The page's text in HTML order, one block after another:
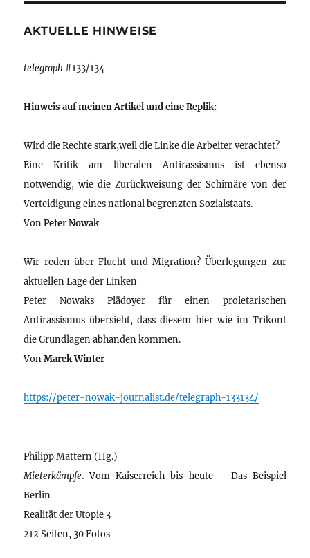
AKTUELLE HINWEISE
telegraph #133/134
Hinweis auf meinen Artikel und eine Replik:
Wird die Rechte stark,weil die Linke die Arbeiter verachtet?
Eine Kritik am liberalen Antirassismus ist ebenso
notwendig, wie die Zurückweisung der Schimäre von der
Verteidigung eines national begrenzten Sozialstaats.
VonPeter Nowak
Wir reden über Flucht und Migration? Überlegungen zur
aktuellen Lage der Linken
Peter Nowaks Plädoyer für einen proletarischen
Antirassismus übersieht, dass diesem hier wie im Trikont
die Grundlagen abhanden kommen.
VonMarek Winter
https://peter-nowak-journalist.de/telegraph-133134/
Philipp Mattern (Hg.)
Mieterkämpfe. Vom Kaiserreich bis heute – Das Beispiel
Berlin
Realität der Utopie 3
212 Seiten, 30 Fotos